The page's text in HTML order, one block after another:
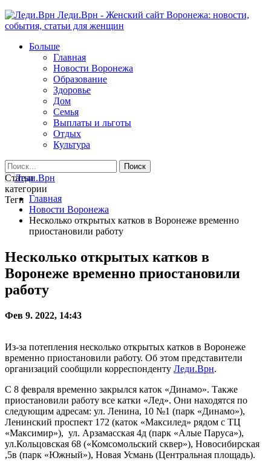
Леди.Врн - Женский сайт Воронежа: новости,
события, статьи для женщин
Больше
Главная
Новости Воронежа
Образование
Здоровье
Дом
Семья
Выплаты и льготы
Отдых
Культура
Статьи
категории
Теги Главная
Новости Воронежа
Несколько открытых катков в Воронеже временно
приостановили работу
Несколько открытых катков в
Воронеже временно приостановили
работу
Фев 9. 2022, 14:43
Из-за потепления несколько открытых катков в Воронеже
временно приостановили работу. Об этом представители
организаций сообщили корреспонденту Леди.Врн.
С 8 февраля временно закрылся каток «Динамо». Также
приостановили работу все катки «Лед». Они находятся по
следующим адресам: ул. Ленина, 10 №1 (парк «Динамо»),
Ленинский проспект 172 (каток «Максилед» рядом с ТЦ
«Максимир»), ул. Арзамасская 4д (парк «Алые Паруса»),
ул.Кольцовская 68 («Комсомольский сквер»), Новосибирская
,5в (парк «Южный»), Новая Усмань (Центральная площадь).